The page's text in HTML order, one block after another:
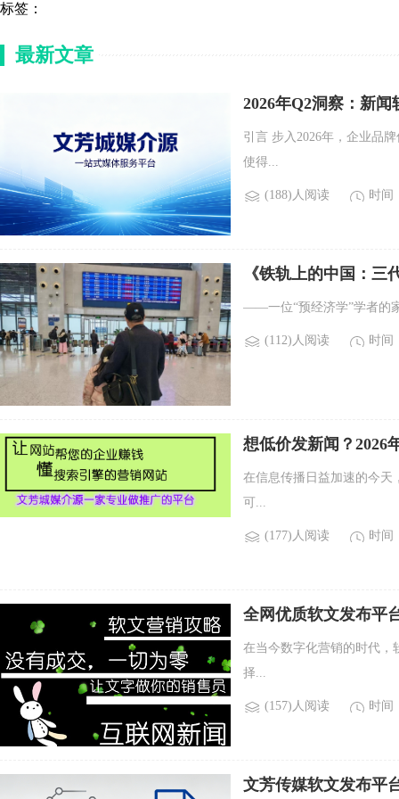
标签：
最新文章
2026年Q2洞察：新
引言 步入2026年，企业品
使得...
(188)人阅读 时间
《铁轨上的中国：三
——一位“预经济学”学者的
(112)人阅读 时间
想低价发新闻？2026
在信息传播日益加速的今天
可...
(177)人阅读 时间
全网优质软文发布平
在当今数字化营销的时代，
择...
(157)人阅读 时间
文芳传媒软文发布平